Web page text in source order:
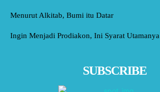
Menurut Alkitab, Bumi itu Datar
Ingin Menjadi Prodiakon, Ini Syarat Utamanya
SUBSCRIBE